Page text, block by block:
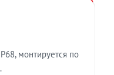
монтируется по